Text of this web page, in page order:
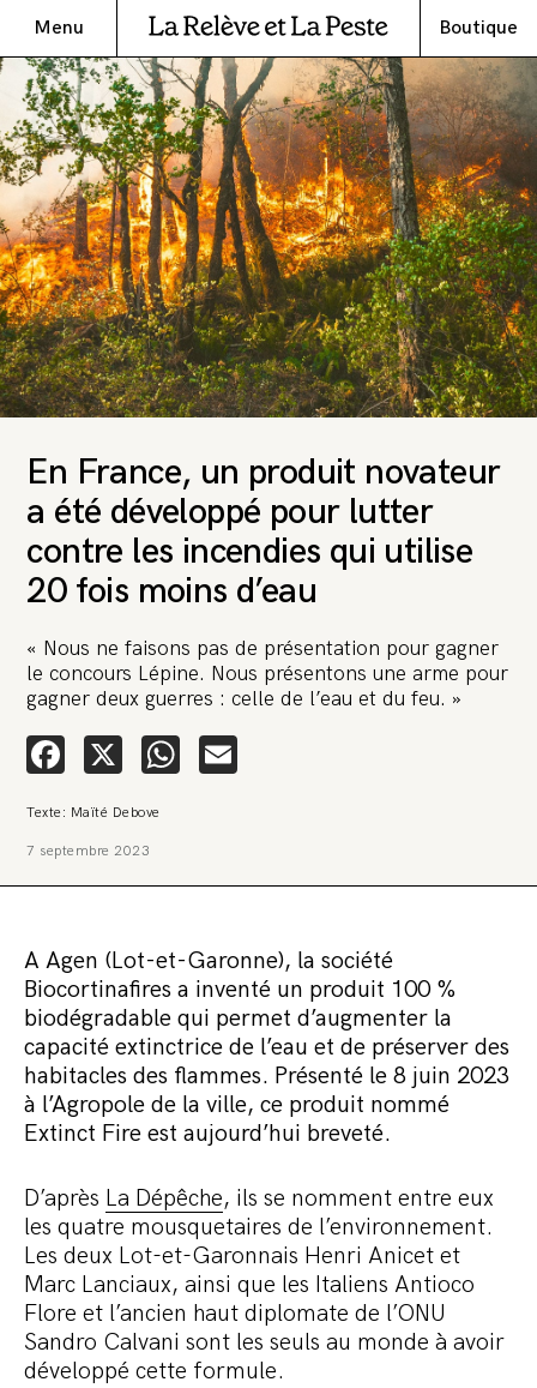
Menu Boutique
En France, un produit novateur
a été développé pour lutter
contre les incendies qui utilise
20 fois moins d’eau
« Nous ne faisons pas de présentation pour gagner
le concours Lépine. Nous présentons une arme pour
gagner deux guerres : celle de l’eau et du feu. »
Facebook
X WhatsApp
Texte: Maïté Debove
7 septembre 2023
A Agen (Lot-et-Garonne), la société
Biocortinafires a inventé un produit 100 %
biodégradable qui permet d’augmenter la
capacité extinctrice de l’eau et de préserver des
habitacles des flammes. Présenté le 8 juin 2023
à l’Agropole de la ville, ce produit nommé
Extinct Fire est aujourd’hui breveté.
D’après La Dépêche, ils se nomment entre eux
les quatre mousquetaires de l’environnement.
Les deux Lot-et-Garonnais Henri Anicet et
Marc Lanciaux, ainsi que les Italiens Antioco
Flore et l’ancien haut diplomate de l’ONU
Sandro Calvani sont les seuls au monde à avoir
développé cette formule.